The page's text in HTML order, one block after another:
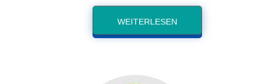
WEITERLESEN